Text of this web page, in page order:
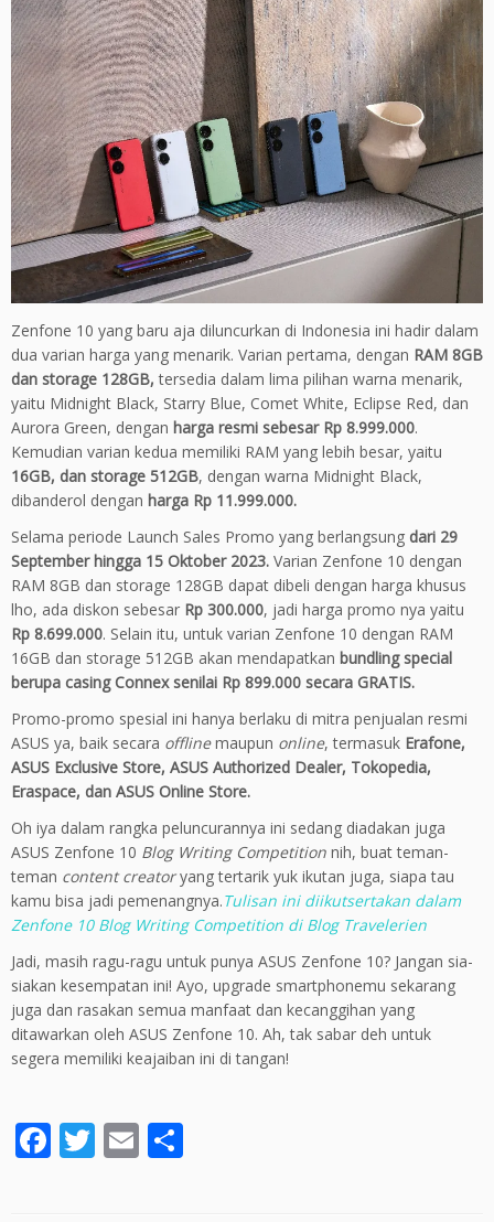
Zenfone 10 yang baru aja diluncurkan di Indonesia ini hadir dalam
dua varian harga yang menarik. Varian pertama, dengan RAM 8GB
dan storage 128GB, tersedia dalam lima pilihan warna menarik,
yaitu Midnight Black, Starry Blue, Comet White, Eclipse Red, dan
Aurora Green, dengan harga resmi sebesar Rp 8.999.000.
Kemudian varian kedua memiliki RAM yang lebih besar, yaitu
16GB, dan storage 512GB, dengan warna Midnight Black,
dibanderol dengan harga Rp 11.999.000.
Selama periode Launch Sales Promo yang berlangsung dari 29
Septemberhingga 15 Oktober 2023. Varian Zenfone 10 dengan
RAM 8GB dan storage 128GB dapat dibeli dengan harga khusus
lho, ada diskon sebesar Rp 300.000, jadi harga promo nya yaitu
Rp 8.699.000. Selain itu, untuk varian Zenfone 10 dengan RAM
16GB dan storage 512GB akan mendapatkan bundling special
berupa casing Connexsenilai Rp 899.000 secara GRATIS.
Promo-promo spesial ini hanya berlaku di mitra penjualan resmi
ASUS ya, baik secara offlinemaupun online,termasuk Erafone,
ASUS Exclusive Store, ASUS Authorized Dealer, Tokopedia,
Eraspace, dan ASUS Online Store.
Oh iya dalam rangka peluncurannya ini sedang diadakan juga
ASUS Zenfone 10 Blog Writing Competition nih, buat teman-
teman content creatoryang tertarik yuk ikutan juga, siapa tau
kamu bisa jadi pemenangnya.Tulisan ini diikutsertakan dalam
Zenfone 10 Blog Writing Competition di Blog Travelerien
Jadi, masih ragu-ragu untuk punya ASUS Zenfone 10? Jangan sia-
siakan kesempatan ini! Ayo, upgrade smartphonemu sekarang
juga dan rasakan semua manfaat dan kecanggihan yang
ditawarkan oleh ASUS Zenfone 10. Ah, tak sabar deh untuk
segera memiliki keajaiban ini di tangan!
F T E